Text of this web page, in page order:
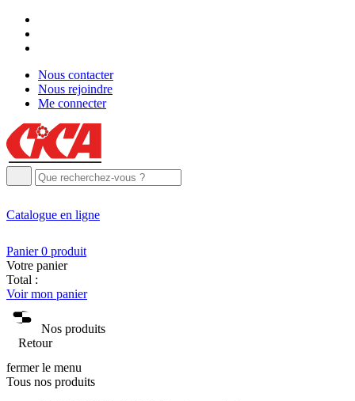
Nous contacter
Nous rejoindre
Me connecter
Catalogue en ligne
Panier 0 produit
Votre panier
Total :
Voir mon panier
Nos produits
Retour
fermer le menu
Tous nos produits